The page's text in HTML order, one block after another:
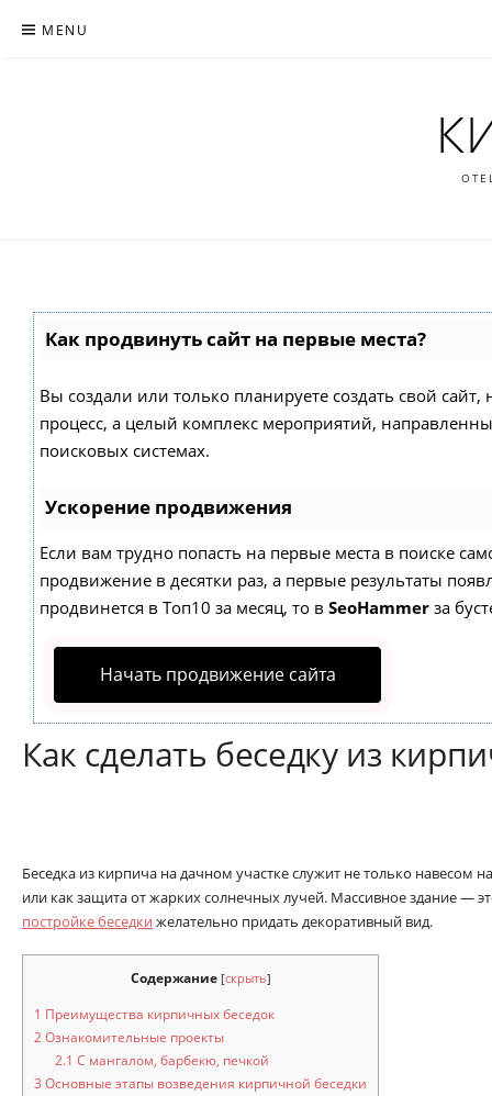
MENU
Как продвинуть сайт на первые места?
Вы создали или только планируете создать свой
процесс, а целый комплекс мероприятий,
поисковых системах.
Ускорение продвижения
Если вам трудно попасть на первые места в поиске
продвижение в десятки раз, а первые результаты
продвинется в Топ10 за месяц, то в SeoHammer за
Начать продвижение сайта
Как сделать беседку из
Беседка из кирпича на дачном участке служит не только навесом
или как защита от жарких солнечных лучей. Массивное здание —
постройке беседки желательно придать декоративный вид.
Содержание [скрыть]
1 Преимущества кирпичных беседок
2Ознакомительные проекты
2.1 С мангалом, барбекю, печкой
3 Основные этапы возведения кирпичной беседки